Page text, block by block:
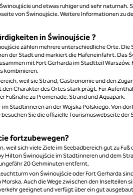
und etwas ruhiger und sehr naturnah.
von Świnoujście. Weitere Informationen zu
in Świnoujście ?
zählen mehrere unterschiedliche Orte. Die
der Stadt und markiert die Hafeneinfahrt. Das
mit Fort Gerharda im Stadtteil
kombinieren.
weil sie Strand, Gastronomie und den
Charakter des Ortes stark prägt. Für
Fußnähe zu Promenade, Strand und Aquapark.
Stadtinneren an der Wojska Polskiego. Von
Sie die offizielle Tourismuswebseite
fortzubewegen?
weil sich viele Ziele im Seebadbereich gut zu
Świnoujście im Stadtinneren und dem
20 Gehminuten entfernt.
von Świnoujście oder Fort Gerharda
Auch die Wege zwischen den Inselteilen
geeignet und verfügt über ein gut